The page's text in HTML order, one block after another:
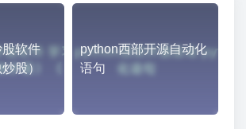
软件
股）
python西部开源自动化
语句